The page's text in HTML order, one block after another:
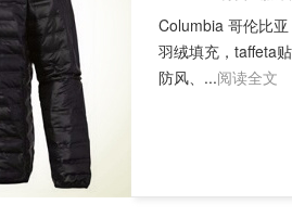
Columbia 哥伦比
羽绒填充，taffeta
防风、...阅读全文